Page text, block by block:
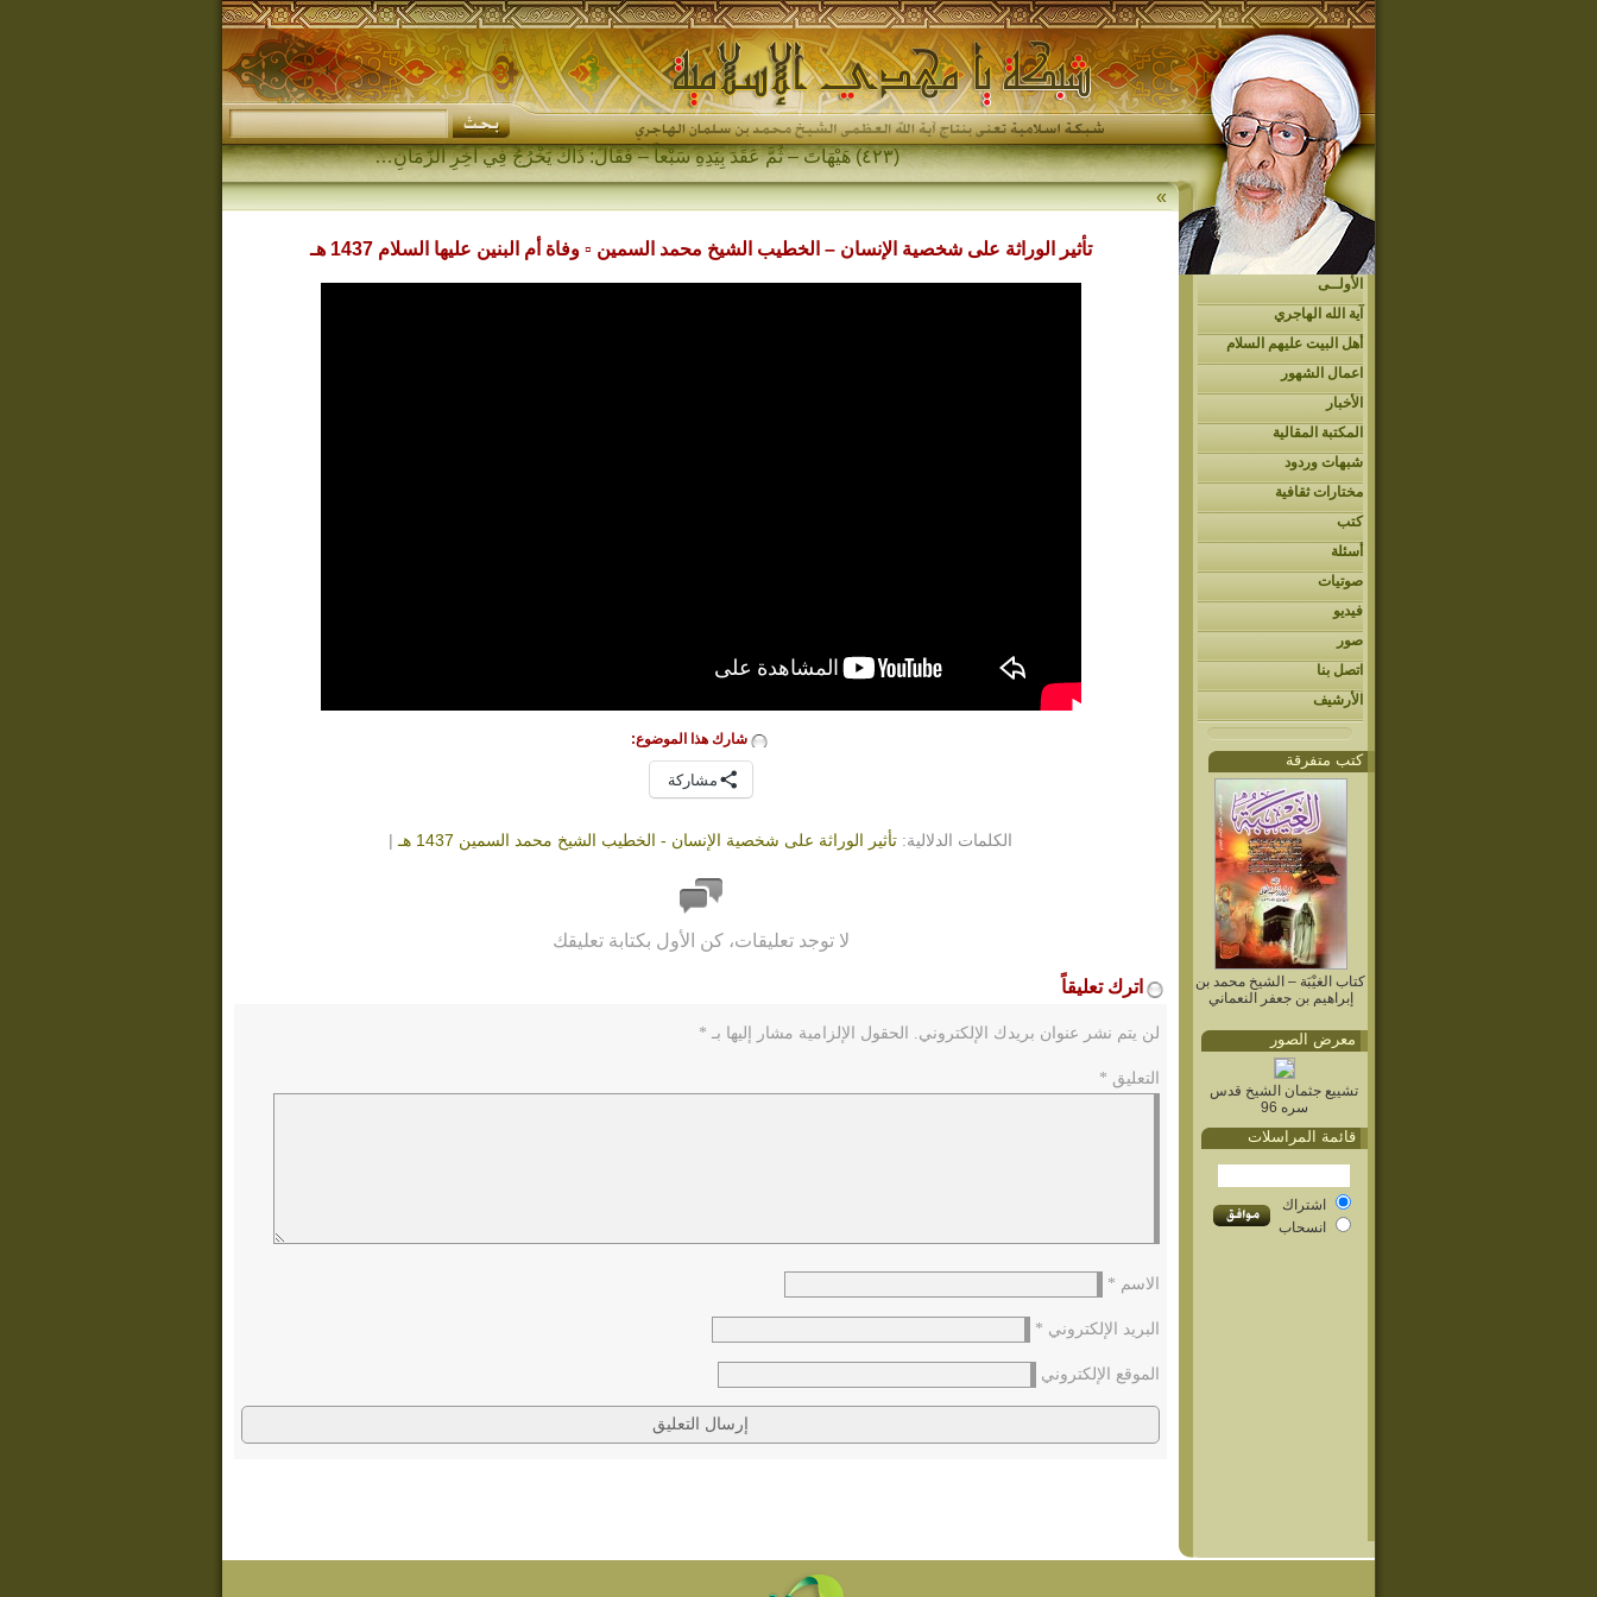
(٤٢٣) هَيْهَاتَ – ثُمَّ عَقَدَ بِيَدِهِ سَبْعاً – فَقَالَ: ذَاكَ يَخْرُجُ فِي آخِرِ الزَّمَانِ…
الأولــى
آية الله الهاجري
أهل البيت عليهم السلام
اعمال الشهور
الأخبار
المكتبة المقالية
شبهات وردود
مختارات ثقافية
كتب
أسئلة
صوتيات
فيديو
صور
اتصل بنا
الأرشيف
كتب متفرقة
كتاب الغيْبَة – الشيخ محمد بن
إبراهيم بن جعفر النعماني
معرض الصور
تشييع جثمان الشيخ قدس
سره 96
قائمة المراسلات
اشتراك
انسحاب
»
تأثير الوراثة على شخصية الإنسان – الخطيب الشيخ محمد السمين ▫ وفاة أم البنين عليها السلام 1437 هـ
شارك هذا الموضوع:
مشاركة
الكلمات الدلالية: تأثير الوراثة على شخصية الإنسان - الخطيب الشيخ محمد السمين 1437 هـ |
لا توجد تعليقات، كن الأول بكتابة تعليقك
اترك تعليقاً
لن يتم نشر عنوان بريدك الإلكتروني. الحقول الإلزامية مشار إليها بـ *
التعليق *
الاسم *
البريد الإلكتروني *
الموقع الإلكتروني